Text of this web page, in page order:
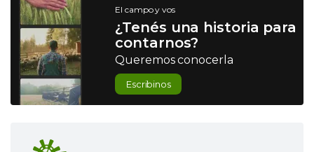
El campo y vos
¿Tenés una historia para
contarnos?
Queremos conocerla
Escribinos